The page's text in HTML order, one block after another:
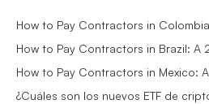
How to Pay Contractors in
How to Pay Contractors in Brazil: A
How to Pay Contractors in Mexico:
¿Cuáles son los nuevos ETF de